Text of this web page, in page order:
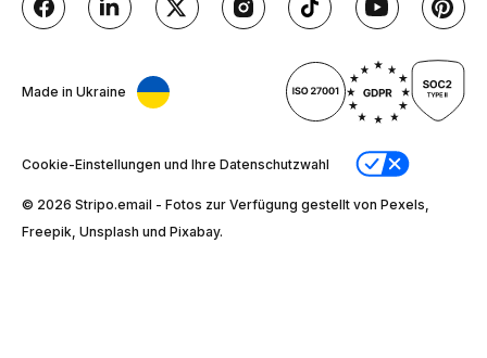
Made in Ukraine
Cookie-Einstellungen und Ihre Datenschutzwahl
© 2026 Stripо.email - Fotos zur Verfügung gestellt von Pexels,
Freepik, Unsplash und Pixabay.